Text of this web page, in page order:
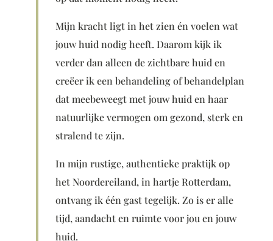
Mijn kracht ligt in het zien én voelen wat
jouw huid nodig heeft. Daarom kijk ik
verder dan alleen de zichtbare huid en
creëer ik een behandeling of behandelplan
dat meebeweegt met jouw huid en haar
natuurlijke vermogen om gezond, sterk en
stralend te zijn.
In mijn rustige, authentieke praktijk op
het Noordereiland, in hartje Rotterdam,
ontvang ik één gast tegelijk. Zo is er alle
tijd, aandacht en ruimte voor jou en jouw
huid.